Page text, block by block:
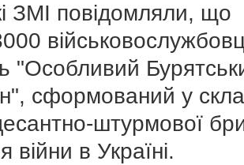
ЗМІ повідомляли, що
"Особливий
сформований у
штурмової
в Україні.